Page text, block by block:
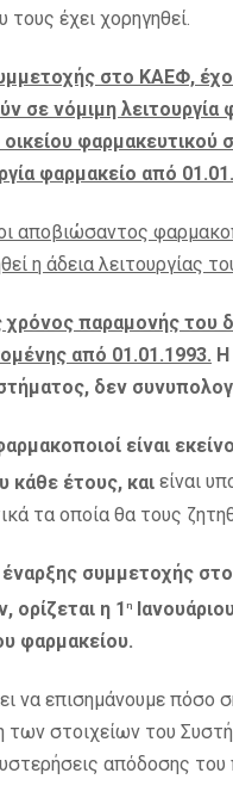
τους έχει χορηγηθεί.
στο ΚΑΕΦ,
σε νόμιμη
οικείου
φαρμακείο από
αποβιώσαντος
η άδεια λειτουργίας
χρόνος παραμονής του
από 01.01.1993.
δεν
είναι
κάθε έτους, και είναι
τα οποία θα τους
συμμετοχής
ορίζεται η 1 η
φαρμακείου.
να επισημάνουμε πόσο
των στοιχείων του
απόδοσης